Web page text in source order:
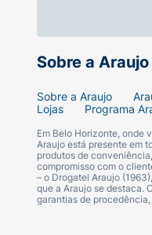
Sobre a Araujo
Sobre a Araujo
Lojas
Programa
Em Belo Horizonte, onde
Araujo está presente em
produtos de
compromisso com o
– o Drogatel Araujo
que a Araujo se destaca.
garantias de